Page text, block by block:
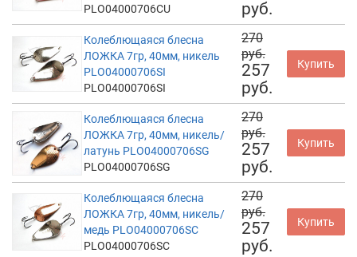
PLO04000706CU
руб.
Колеблющаяся блесна
ЛОЖКА 7гр, 40мм, никель
PLO04000706SI
PLO04000706SI
270
руб.
257
руб.
Купить
Колеблющаяся блесна
ЛОЖКА 7гр, 40мм, никель/
латунь PLO04000706SG
PLO04000706SG
270
руб.
257
руб.
Купить
Колеблющаяся блесна
ЛОЖКА 7гр, 40мм, никель/
медь PLO04000706SC
PLO04000706SC
270
руб.
257
руб.
Купить